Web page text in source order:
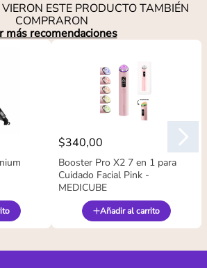
ESTE PRODUCTO TAMBIÉN
COMPRARON
más recomendaciones
$340,00
Booster Pro X2 7 en 1 para
Cuidado Facial Pink -
MEDICUBE
Añadir al carrito